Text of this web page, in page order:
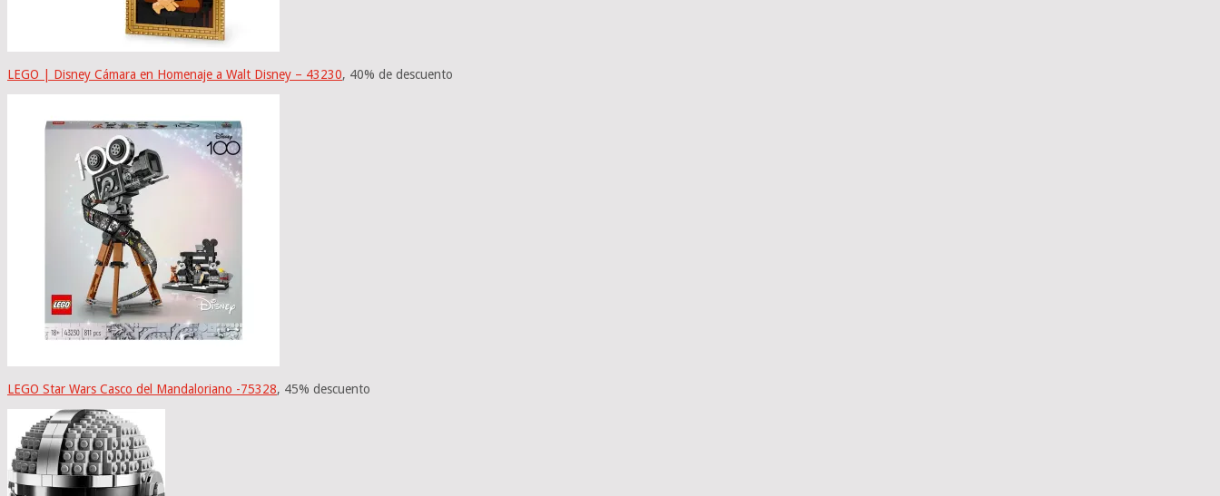
LEGO | Disney Cámara en Homenaje a Walt Disney – 43230, 40% de descuento
LEGO Star Wars Casco del Mandaloriano -75328, 45% descuento